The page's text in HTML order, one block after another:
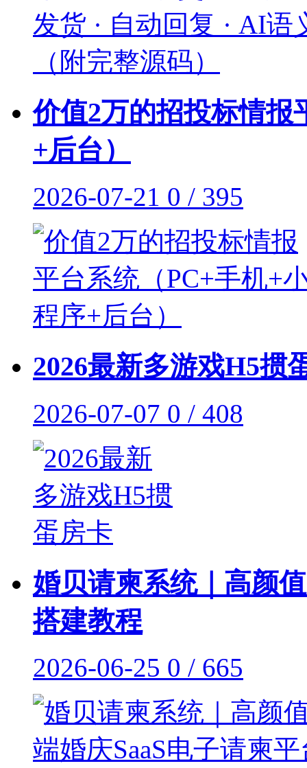
价值2万的招投标情报
+后台）
2026-07-21 0 / 395
2026最新多游戏H5掼
2026-07-07 0 / 408
婚贝请柬系统｜高颜
搭建教程
2026-06-25 0 / 665